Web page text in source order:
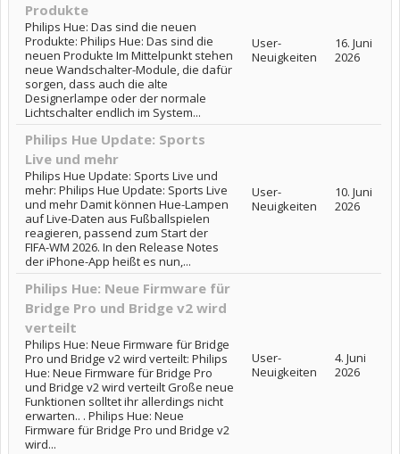
Produkte
Philips Hue: Das sind die neuen
Produkte: Philips Hue: Das sind die
neuen Produkte Im Mittelpunkt stehen
neue Wandschalter-Module, die dafür
sorgen, dass auch die alte
Designerlampe oder der normale
Lichtschalter endlich im System...
User-
Neuigkeiten
16. Juni
2026
Philips Hue Update: Sports
Live und mehr
Philips Hue Update: Sports Live und
mehr: Philips Hue Update: Sports Live
und mehr Damit können Hue-Lampen
auf Live-Daten aus Fußballspielen
reagieren, passend zum Start der
FIFA-WM 2026. In den Release Notes
der iPhone-App heißt es nun,...
User-
Neuigkeiten
10. Juni
2026
Philips Hue: Neue Firmware für
Bridge Pro und Bridge v2 wird
verteilt
Philips Hue: Neue Firmware für Bridge
Pro und Bridge v2 wird verteilt: Philips
Hue: Neue Firmware für Bridge Pro
und Bridge v2 wird verteilt Große neue
Funktionen solltet ihr allerdings nicht
erwarten.. . Philips Hue: Neue
Firmware für Bridge Pro und Bridge v2
wird...
User-
Neuigkeiten
4. Juni
2026